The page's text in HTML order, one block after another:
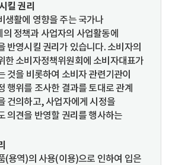
킬 권리
생활에 영향을 주는 국가나
정책과 사업자의 사업활동에
반영시킬 권리가 있습니다. 소비자의
한 소비자정책위원회에 소비자대표가
것을 비롯하여 소비자 관련기관이
행위를 조사한 결과를 토대로 관계
건의하고, 사업자에게 시정을
의견을 반영할 권리를 행사하는
(용역)의 사용(이용)으로 인하여 입은